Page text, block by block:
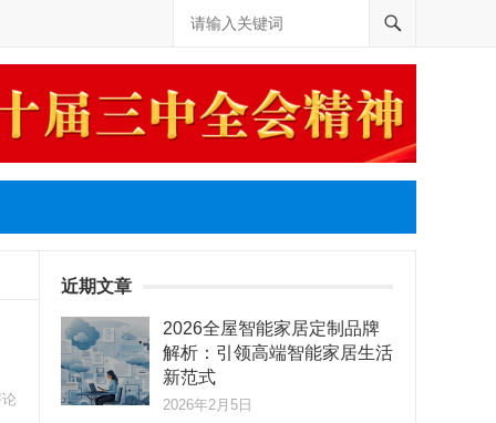
近期文章
2026全屋智能家居定制品牌
解析：引领高端智能家居生活
新范式
2026年2月5日